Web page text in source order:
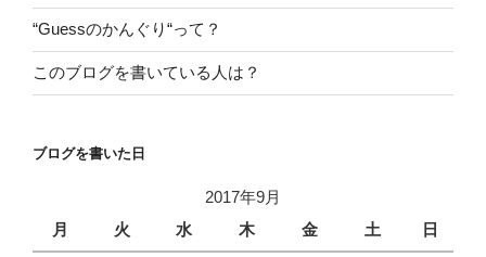
“Guessのかんぐり“って？
このブログを書いている人は？
ブログを書いた日
2017年9月
月
火 水 木 金 土 日